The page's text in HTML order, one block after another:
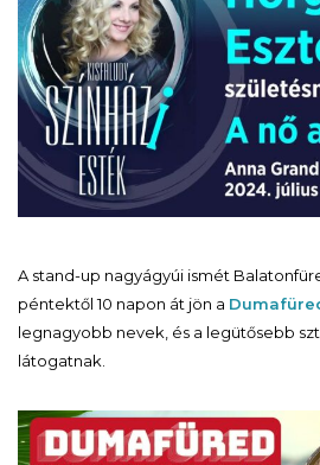
A stand-up nagyágyúi ismét
péntektől 10 napon át jön a
legnagyobb nevek, és a legütősebb
látogatnak.